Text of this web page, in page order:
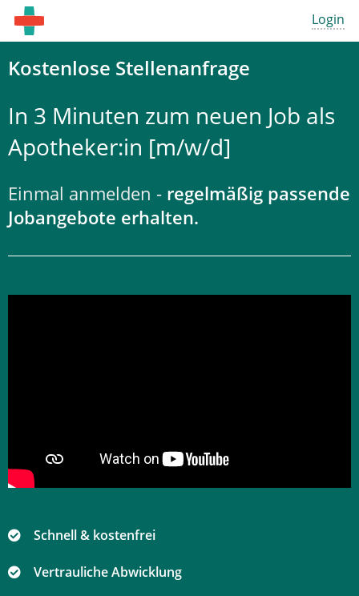
Login
Kostenlose Stellenanfrage
In 3 Minuten zum neuen Job als
Apotheker:in [m/w/d]
Einmal anmelden - regelmäßig passende
Jobangebote erhalten.
Schnell & kostenfrei
Vertrauliche Abwicklung